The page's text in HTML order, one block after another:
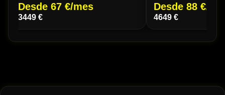
Desde 67 €/mes
3449 €
Desde 88 €/
4649 €